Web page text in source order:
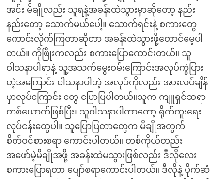
အင်း မိချိုလည်း သူရနဲ့အခန်းထဲသွားမှာဆိုတော့ နည်း
နည်းတော့ သောက်မယ်ပေါ့။ သောက်ရင်းနဲ့ စကားတွေ
ကောင်းလိုက်ကြတာဆိုတာ အခန်းထဲသွားဖို့တောင်မေ့ပါ
တယ်။ ကိုဖြိုးကလည်း စကားပြောကောင်းတယ်။ သူ
ဝါသနာပါရာနဲ့ သူ့အသက်မွေးဝမ်းကြောင်းအလုပ်ကွဲပြား
တဲ့အကြောင်း ဝါသနာပါတဲ့ အလုပ်ကိုလည်း အားလပ်ချိန်
မှာလုပ်ကြောင်း တွေ ပြောပြပါတယ်။သူက ကျူရှင်ဆရာ
တစ်ယောက်ဖြစ်ပြီး၊ သူဝါသနာပါတာတော့ ရိုက်ကူးရေး
လုပ်ငန်းတွေပါ။ သူပြောပြတာတွေက မိချိုအတွက်
စိတ်ဝင်စားစရာ ကောင်းပါတယ်။ တစ်ကိုယ်တည်း
အဖော်မဲ့မိချိုအဖို့ အခန်းထဲမသွားဖြစ်လည်း ဒီလိုလေး
စကားပြောရတာ ပျော်စရာကောင်းပါတယ်။ ဒီလိုနဲ့ ပိုက်ဆံ